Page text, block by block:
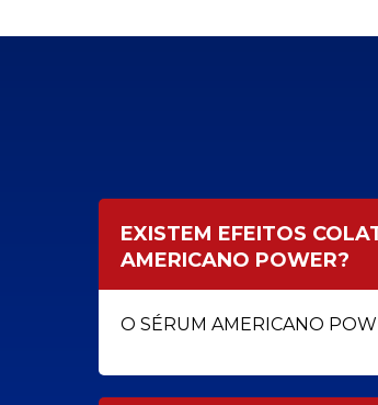
EXISTEM EFEITOS
AMERICANO POWER?
O SÉRUM AMERICANO